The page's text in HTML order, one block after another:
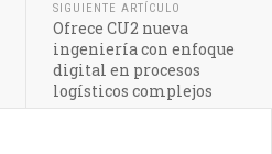
SIGUIENTE ARTÍCULO
Ofrece CU2 nueva
ingeniería con enfoque
digital en procesos
logísticos complejos